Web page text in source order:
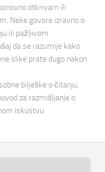
otkrivam ili
Neke govore izravno o
ili pažljivom
da se razumije kako
slike prate dugo nakon
bilješke o čitanju,
za razmišljanje o
iskustvu